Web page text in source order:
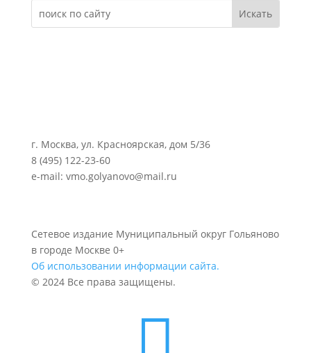
г. Москва, ул. Красноярская, дом 5/36
8 (495) 122-23-60
e-mail: vmo.golyanovo@mail.ru
Сетевое издание Муниципальный округ Гольяново
в городе Москве 0+
Об использовании информации сайта.
© 2024 Все права защищены.